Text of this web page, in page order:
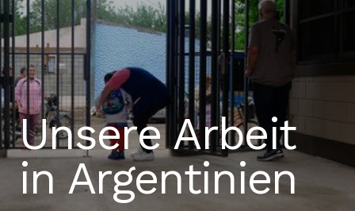
Sprache
Unsere Arbeit
in Argentinien